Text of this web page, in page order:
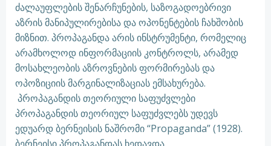
ძალაუფლების შენარჩუნების, საზოგადოებრივი
აზრის მანიპულირებისა და ოპონენტების ჩახშობის
მიზნით. პროპაგანდა არის ინსტრუმენტი, რომელიც
არამხოლოდ ინფორმაციის კონტროლს, არამედ
მოსახლეობის აზროვნების ფორმირებას და
ოპოზიციის მარგინალიზაციას ემსახურება.
პროპაგანდის თეორიული საფუძვლები
პროპაგანდის თეორიულ საფუძვლებს უდევს
ედუარდ ბერნეისის ნაშრომი “Propaganda” (1928).